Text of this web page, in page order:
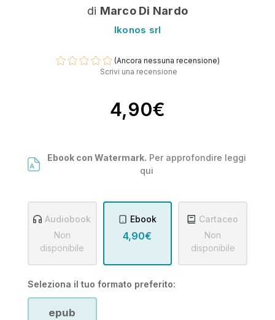
di Marco Di Nardo
Ikonos srl
(Ancora nessuna recensione)
Scrivi una recensione
4,90€
Ebook con Watermark. Per approfondire leggi
qui
Audiobook
Non
disponibile
Ebook
4,90€
Cartaceo
Non
disponibile
Seleziona il tuo formato preferito:
epub